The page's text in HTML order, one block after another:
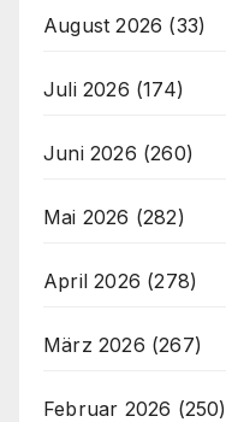
August 2026 (33)
Juli 2026 (174)
Juni 2026 (260)
Mai 2026 (282)
April 2026 (278)
März 2026 (267)
Februar 2026 (250)